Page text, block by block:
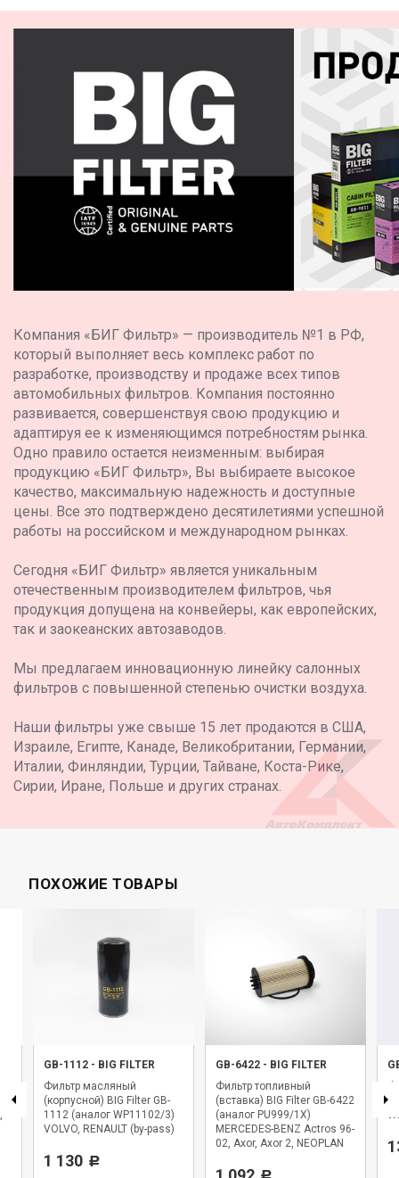
Компания «БИГ Фильтр» — производитель №1 в РФ,
который выполняет весь комплекс работ по
разработке, производству и продаже всех типов
автомобильных фильтров. Компания постоянно
развивается, совершенствуя свою продукцию и
адаптируя ее к изменяющимся потребностям рынка.
Одно правило остается неизменным: выбирая
продукцию «БИГ Фильтр», Вы выбираете высокое
качество, максимальную надежность и доступные
цены. Все это подтверждено десятилетиями успешной
работы на российском и международном рынках.
Сегодня «БИГ Фильтр» является уникальным
отечественным производителем фильтров, чья
продукция допущена на конвейеры, как европейских,
так и заокеанских автозаводов.
Мы предлагаем инновационную линейку салонных
фильтров с повышенной степенью очистки воздуха.
Наши фильтры уже свыше 15 лет продаются в США,
Израиле, Египте, Канаде, Великобритании, Германии,
Италии, Финляндии, Турции, Тайване, Коста-Рике,
Сирии, Иране, Польше и других странах.
ПОХОЖИЕ ТОВАРЫ
GB-1112 - BIG FILTER
Фильтр масляный
(корпусной) BIG Filter GB-
1112 (аналог WP11102/3)
VOLVO, RENAULT (by-pass)
1 130 Р
GB-6422 - BIG FILTER
Фильтр топливный
(вставка) BIG Filter GB-6422
(аналог PU999/1X)
MERCEDES-BENZ Actros 96-
02, Axor, Axor 2, NEOPLAN
Р